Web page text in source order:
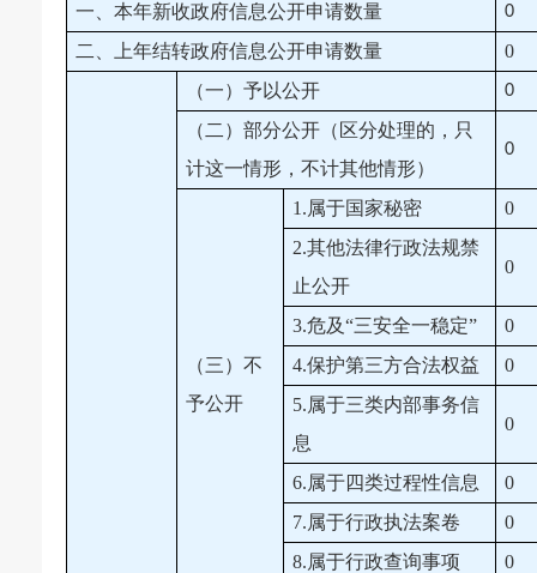
一、本年新收政府信息公开申请数量 0
二、上年结转政府信息公开申请数量 0
（一）予以公开 0
（二）部分公开（区分处理的，只
计这一情形，不计其他情形）
0
（三）不
予公开
1.属于国家秘密
0
2.其他法律行政法规禁
止公开
0
3.危及“三安全一稳定”
0
4.保护第三方合法权益
0
5.属于三类内部事务信
息
0
6.属于四类过程性信息
0
7.属于行政执法案卷
0
8.属于行政查询事项
0